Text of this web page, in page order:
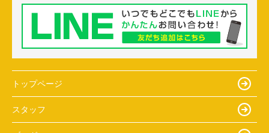
トップページ
スタッフ